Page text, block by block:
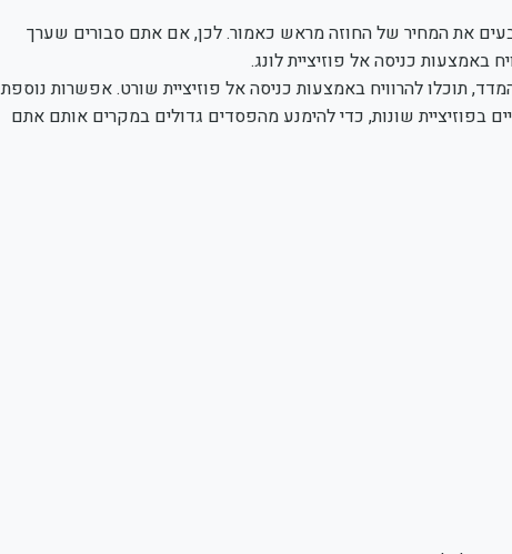
את המחיר של החוזה מראש כאמור. לכן, אם אתם סבורים שערך
באמצעות כניסה אל פוזיציית לונג.
תוכלו להרוויח באמצעות כניסה אל פוזיציית שורט. אפשרות נוספת
בפוזיציית שונות, כדי להימנע מהפסדים גדולים במקרים אותם אתם